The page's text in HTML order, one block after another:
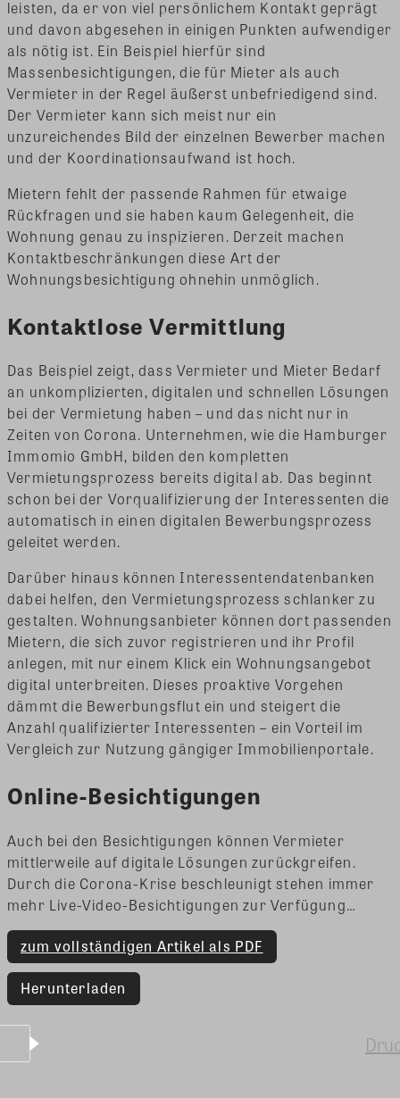
leisten, da er von viel persönlichem Kontakt geprägt
und davon abgesehen in einigen Punkten aufwendiger
als nötig ist. Ein Beispiel hierfür sind
Massenbesichtigungen, die für Mieter als auch
Vermieter in der Regel äußerst unbefriedigend sind.
Der Vermieter kann sich meist nur ein
unzureichendes Bild der einzelnen Bewerber machen
und der Koordinationsaufwand ist hoch.
Mietern fehlt der passende Rahmen für etwaige
Rückfragen und sie haben kaum Gelegenheit, die
Wohnung genau zu inspizieren. Derzeit machen
Kontaktbeschränkungen diese Art der
Wohnungsbesichtigung ohnehin unmöglich.
Kontaktlose Vermittlung
Das Beispiel zeigt, dass Vermieter und Mieter Bedarf
an unkomplizierten, digitalen und schnellen Lösungen
bei der Vermietung haben – und das nicht nur in
Zeiten von Corona. Unternehmen, wie die Hamburger
Immomio GmbH, bilden den kompletten
Vermietungsprozess bereits digital ab. Das beginnt
schon bei der Vorqualifizierung der Interessenten die
automatisch in einen digitalen Bewerbungsprozess
geleitet werden.
Darüber hinaus können Interessentendatenbanken
dabei helfen, den Vermietungsprozess schlanker zu
gestalten. Wohnungsanbieter können dort passenden
Mietern, die sich zuvor registrieren und ihr Profil
anlegen, mit nur einem Klick ein Wohnungsangebot
digital unterbreiten. Dieses proaktive Vorgehen
dämmt die Bewerbungsflut ein und steigert die
Anzahl qualifizierter Interessenten – ein Vorteil im
Vergleich zur Nutzung gängiger Immobilienportale.
Online-Besichtigungen
Auch bei den Besichtigungen können Vermieter
mittlerweile auf digitale Lösungen zurückgreifen.
Durch die Corona-Krise beschleunigt stehen immer
mehr Live-Video-Besichtigungen zur Verfügung…
zum vollständigen Artikel als PDF
Herunterladen